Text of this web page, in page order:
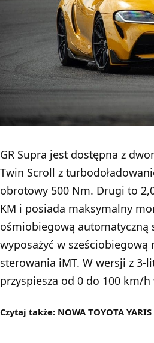
GR Supra jest dostępna z
Twin Scroll z
obrotowy 500 Nm. Drugi to
KM i posiada maksymalny
ośmiobiegową automatyczną
wyposażyć w
sterowania iMT. W wersji z
przyspiesza od 0 do 100 km/h
Czytaj także: NOWA TOYOTA